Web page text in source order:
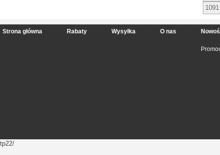
1091
Strona główna Rabaty Wysyłka O nas
tp22/